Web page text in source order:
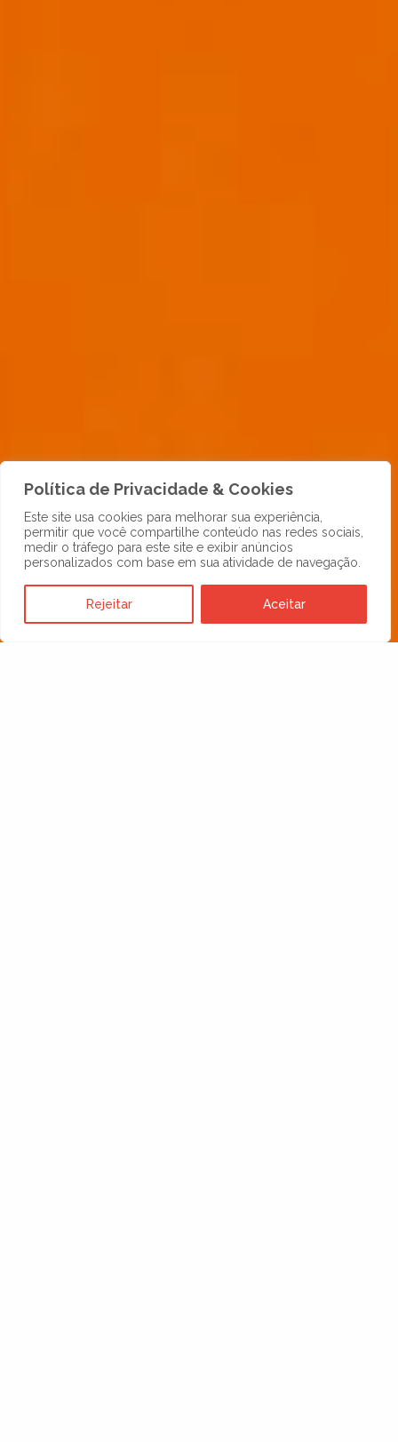
Política de Privacidade & Cookies
Este site usa cookies para melhorar sua experiência,
permitir que você compartilhe conteúdo nas redes sociais,
medir o tráfego para este site e exibir anúncios
personalizados com base em sua atividade de navegação.
Rejeitar Aceitar